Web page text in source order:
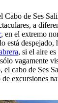
Cabo de Ses
a
, en el extremo
está despejado,
, si el aire
vagamente
el cabo de Ses
excursiones